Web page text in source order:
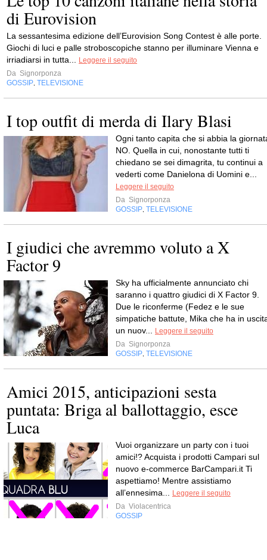
di Eurovision
La sessantesima edizione dell’Eurovision Song Contest è alle porte.
Giochi di luci e palle stroboscopiche stanno per illuminare Vienna e
irriadiarsi in tutta...
Leggere il seguito
Da Signorponza
GOSSIP TELEVISIONE
I top outfit di merda di Ilary Blasi
Ogni tanto capita che si abbia la
NO. Quella in cui, nonostante tutti ti
chiedano se sei dimagrita, tu continui a
vederti come Danielona di Uomini e...
Leggere il seguito
Da Signorponza
GOSSIP TELEVISIONE
I giudici che avremmo voluto a X
Factor 9
Sky ha ufficialmente annunciato chi
saranno i quattro giudici di X Factor 9.
Due le riconferme (Fedez e le sue
simpatiche battute, Mika che ha in
un nuov...
Leggere il seguito
Da Signorponza
GOSSIP TELEVISIONE
Amici 2015, anticipazioni sesta
puntata: Briga al ballottaggio, esce
Luca
Vuoi organizzare un party con i tuoi
amici!? Acquista i prodotti Campari sul
nuovo e-commerce BarCampari.it Ti
aspettiamo! Mentre assistiamo
all’ennesima...
Leggere il seguito
Da Violacentrica
GOSSIP